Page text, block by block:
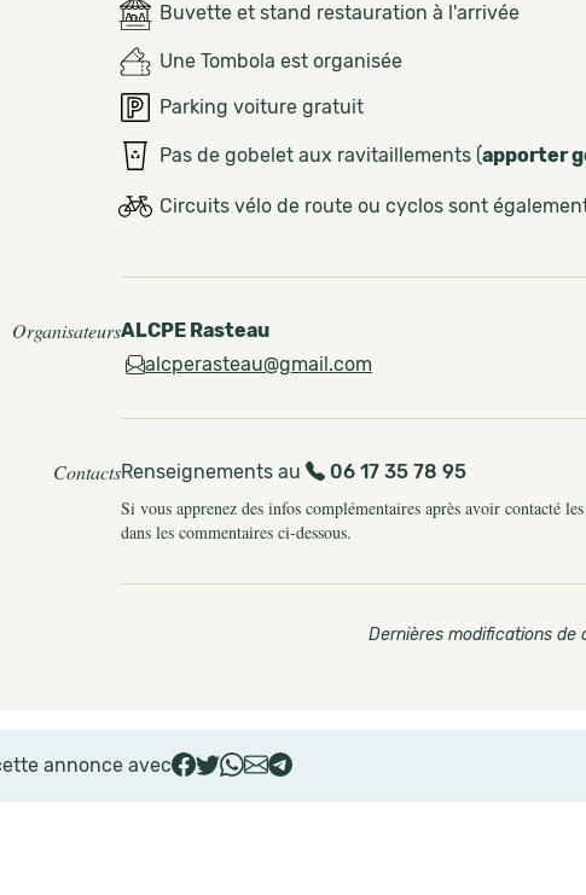
Buvette et stand restauration à l'arrivée
Une Tombola est organisée
Parking voiture gratuit
Pas de gobelet aux ravitaillements (apporter
Circuits vélo de route ou cyclos sont
OrganisateursALCPE Rasteau
alcperasteau@gmail.com
ContactsRenseignements au
06 17 35 78 95
Si vous apprenez des infos complémentaires après avoir contacté
dans les commentaires ci-dessous.
Dernières modifications de
annonce avec